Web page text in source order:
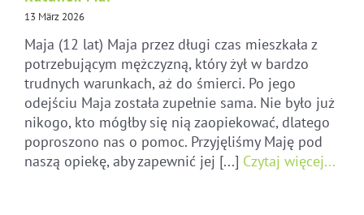
13 März 2026
Maja (12 lat) Maja przez długi czas mieszkała z
potrzebującym mężczyzną, który żył w bardzo
trudnych warunkach, aż do śmierci. Po jego
odejściu Maja została zupełnie sama. Nie było już
nikogo, kto mógłby się nią zaopiekować, dlatego
poproszono nas o pomoc. Przyjęliśmy Maję pod
naszą opiekę, aby zapewnić jej [...] Czytaj więcej...